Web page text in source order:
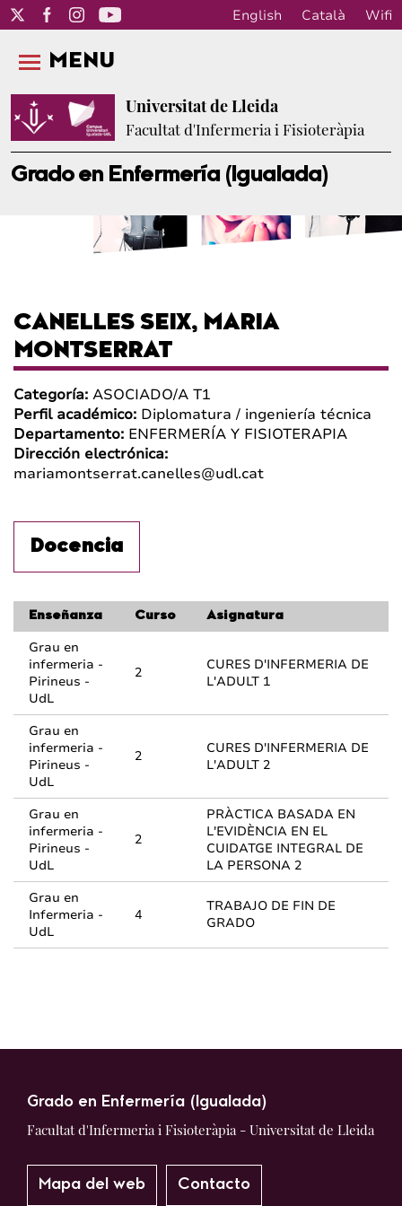
English Català Wifi
Grado en Enfermería (Igualada)
Universitat de Lleida
Facultat d'Infermeria i Fisioteràpia
MENU
CANELLES SEIX, MARIA
MONTSERRAT
Categoría: ASOCIADO/A T1
Perfil académico: Diplomatura / ingeniería técnica
Departamento: ENFERMERÍA Y FISIOTERAPIA
Dirección electrónica:
mariamontserrat.canelles@udl.cat
Docencia
Enseñanza Curso Asignatura
Grau en
infermeria -
Pirineus -
UdL
2
CURES D'INFERMERIA DE
L'ADULT 1
Grau en
infermeria -
Pirineus -
UdL
2
CURES D'INFERMERIA DE
L'ADULT 2
Grau en
infermeria -
Pirineus -
UdL
2
PRÀCTICA BASADA EN
L'EVIDÈNCIA EN EL
CUIDATGE INTEGRAL DE
LA PERSONA 2
Grau en
Infermeria -
UdL
4
TRABAJO DE FIN DE
GRADO
Grado en Enfermería (Igualada)
Facultat d'Infermeria i Fisioteràpia - Universitat de Lleida
Mapa del web Contacto